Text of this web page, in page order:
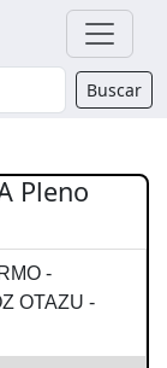
Buscar
Pleno
-
OTAZU -